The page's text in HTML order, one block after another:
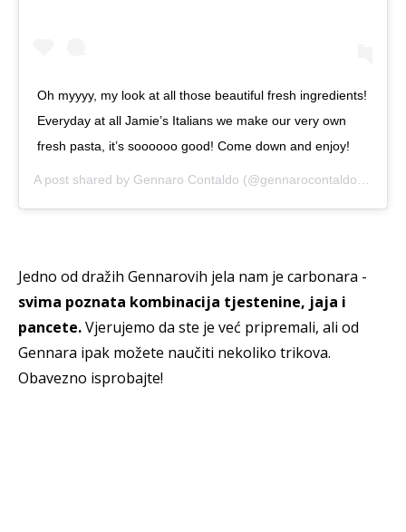
Oh myyyy, my look at all those beautiful fresh ingredients!
Everyday at all Jamie’s Italians we make our very own
fresh pasta, it’s soooooo good! Come down and enjoy!
A post shared by Gennaro Contaldo (@gennarocontaldo) on
Jedno od dražih Gennarovih jela nam je carbonara -
svima poznata kombinacija tjestenine, jaja i
pancete.Vjerujemo da ste je već pripremali, ali od
Gennara ipak možete naučiti nekoliko trikova.
Obavezno isprobajte!